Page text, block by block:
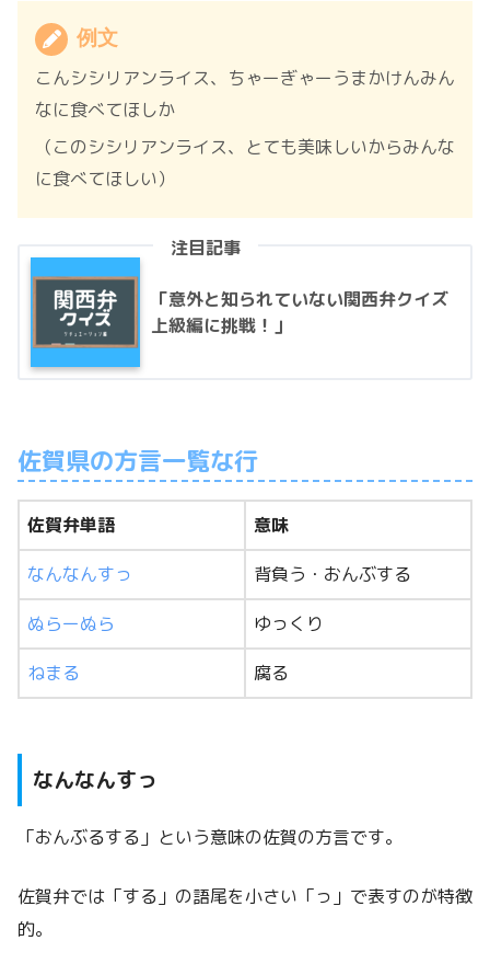
例文
こんシシリアンライス、ちゃーぎゃーうまかけんみん
なに食べてほしか
（このシシリアンライス、とても美味しいからみんな
に食べてほしい）
注目記事
「意外と知られていない関西弁クイズ
上級編に挑戦！」
佐賀県の方言一覧な行
佐賀弁単語 意味
なんなんすっ 背負う・おんぶする
ぬらーぬら ゆっくり
ねまる 腐る
なんなんすっ
「おんぶるする」という意味の佐賀の方言です。
佐賀弁では「する」の語尾を小さい「っ」で表すのが特徴
的。